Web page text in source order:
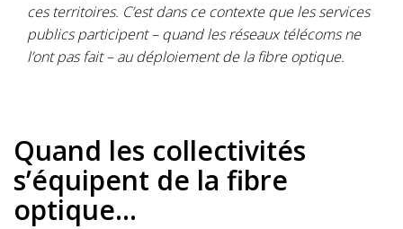
ces territoires. C’est dans ce contexte que les services
publics participent – quand les réseaux télécoms ne
l’ont pas fait – au déploiement de la fibre optique.
Quand les collectivités
s’équipent de la fibre
optique…